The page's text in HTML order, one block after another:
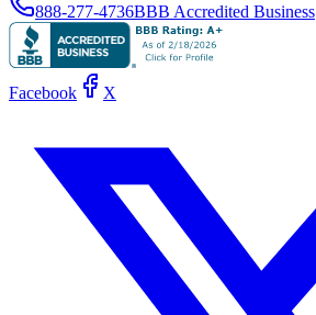
888-277-4736BBB Accredited Business
Facebook X